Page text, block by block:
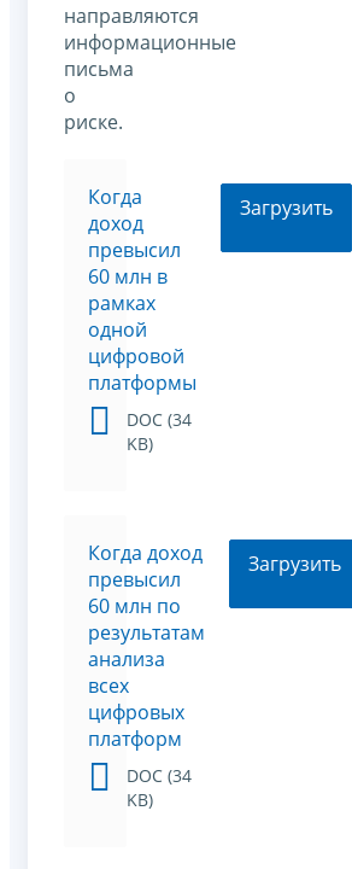
направляются
информационные
письма
о
риске.
Когда
доход
превысил
60 млн в
рамках
одной
цифровой
платформы
DOC (34
KB)
Загрузить
Когда доход
превысил
60 млн по
результатам
анализа
всех
цифровых
платформ
DOC (34
KB)
Загрузить